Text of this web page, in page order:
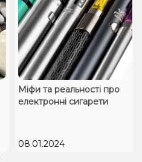
Міфи та реальності про
електронні сигарети
08.01.2024